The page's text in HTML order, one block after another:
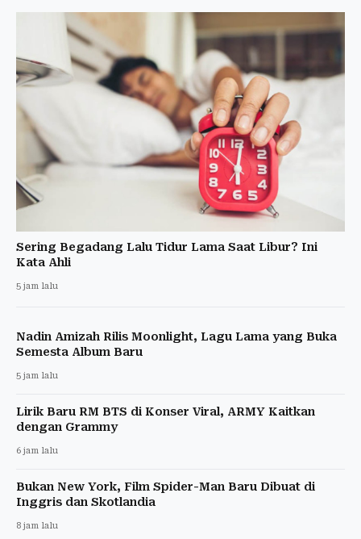
Sering Begadang Lalu Tidur Lama Saat Libur? Ini
Kata Ahli
5 jam lalu
Nadin Amizah Rilis Moonlight, Lagu Lama yang Buka
Semesta Album Baru
5 jam lalu
Lirik Baru RM BTS di Konser Viral, ARMY Kaitkan
dengan Grammy
6 jam lalu
Bukan New York, Film Spider-Man Baru Dibuat di
Inggris dan Skotlandia
8 jam lalu